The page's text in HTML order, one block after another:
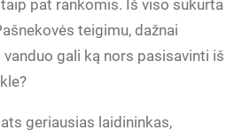
pat rankomis. Iš viso sukurta
teigimu, dažnai
gali ką nors pasisavinti iš
geriausias laidininkas,